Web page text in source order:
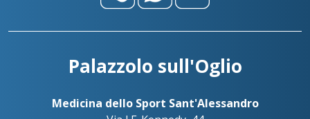
Palazzolo sull'Oglio
Medicina dello Sport Sant'Alessandro